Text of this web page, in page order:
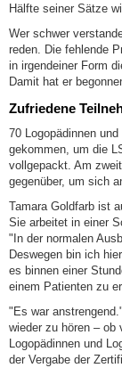
Hälfte seiner Sätze
Wer schwer
reden. Die fehlende
in irgendeiner Form
Damit hat er
Zufriedene
70 Logopädinnen
gekommen, um die
vollgepackt. Am
gegenüber, um sich
Tamara Goldfarb ist
Sie arbeitet in einer
"In der normalen
Deswegen bin ich
es binnen einer
einem Patienten zu
"Es war
wieder zu hören – ob
Logopädinnen und
der Vergabe der